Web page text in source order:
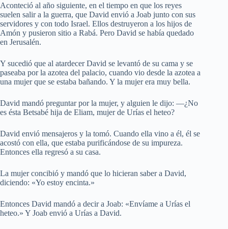
Aconteció al año siguiente, en el tiempo en que los reyes
suelen salir a la guerra, que David envió a Joab junto con sus
servidores y con todo Israel. Ellos destruyeron a los hijos de
Amón y pusieron sitio a Rabá. Pero David se había quedado
en Jerusalén.
Y sucedió que al atardecer David se levantó de su cama y se
paseaba por la azotea del palacio, cuando vio desde la azotea a
una mujer que se estaba bañando. Y la mujer era muy bella.
David mandó preguntar por la mujer, y alguien le dijo: —¿No
es ésta Betsabé hija de Eliam, mujer de Urías el heteo?
David envió mensajeros y la tomó. Cuando ella vino a él, él se
acostó con ella, que estaba purificándose de su impureza.
Entonces ella regresó a su casa.
La mujer concibió y mandó que lo hicieran saber a David,
diciendo: «Yo estoy encinta.»
Entonces David mandó a decir a Joab: «Envíame a Urías el
heteo.» Y Joab envió a Urías a David.